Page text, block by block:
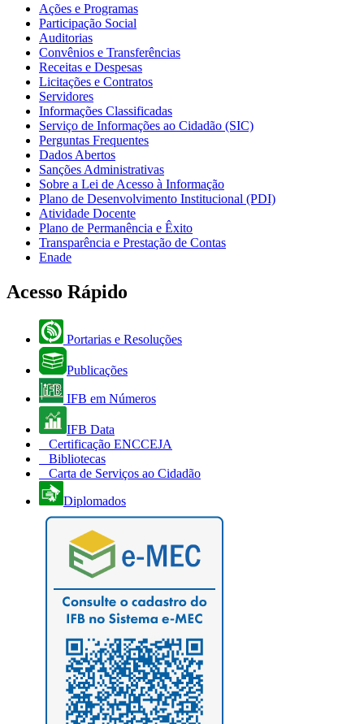
Ações e Programas
Participação Social
Auditorias
Convênios e Transferências
Receitas e Despesas
Licitações e Contratos
Servidores
Informações Classificadas
Serviço de Informações ao Cidadão (SIC)
Perguntas Frequentes
Dados Abertos
Sanções Administrativas
Sobre a Lei de Acesso à Informação
Plano de Desenvolvimento Institucional (PDI)
Atividade Docente
Plano de Permanência e Êxito
Transparência e Prestação de Contas
Enade
Acesso Rápido
Portarias e Resoluções
Publicações
IFB em Números
IFB Data
Certificação ENCCEJA
Bibliotecas
Carta de Serviços ao Cidadão
Diplomados